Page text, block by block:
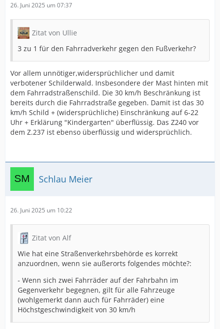
26. Juni 2025 um 07:37
Zitat von Ullie
3 zu 1 für den Fahrradverkehr gegen den Fußverkehr?
Vor allem unnötiger,widersprüchlicher und damit
verbotener Schilderwald. Insbesondere der Mast hinten mit
dem Fahrradstraßenschild. Die 30 km/h Beschränkung ist
bereits durch die Fahrradstraße gegeben. Damit ist das 30
km/h Schild + (widersprüchliche) Einschränkung auf 6-22
Uhr + Erklärung "Kindergarten" überflüssig. Das Z240 vor
dem Z.237 ist ebenso überflüssig und widersprüchlich.
Schlau Meier
26. Juni 2025 um 10:22
Zitat von Alf
Wie hat eine Straßenverkehrsbehörde es korrekt
anzuordnen, wenn sie außerorts folgendes möchte?:
- Wenn sich zwei Fahrräder auf der Fahrbahn im
Gegenverkehr begegnen, gilt für alle Fahrzeuge
(wohlgemerkt dann auch für Fahrräder) eine
Höchstgeschwindigkeit von 30 km/h